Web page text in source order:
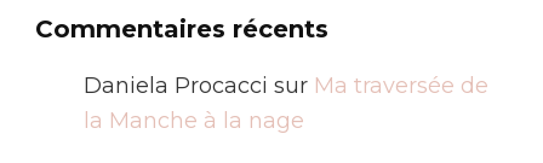
Commentaires récents
Daniela Procacci sur Ma traversée de
la Manche à la nage